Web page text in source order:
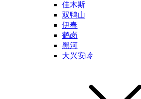
佳木斯
双鸭山
伊春
鹤岗
黑河
大兴安岭